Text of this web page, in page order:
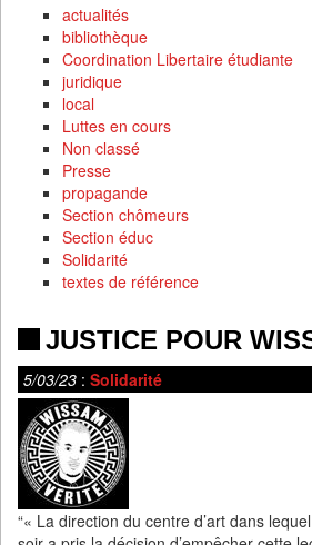
actualités
bibliothèque
Coordination Libertaire étudiante
juridique
local
Luttes en cours
Non classé
Presse
propagande
Section chômeurs
Section éduc
Solidarité
textes de référence
JUSTICE POUR
5/03/23 : Solidarité
“« La direction du centre d’art dans